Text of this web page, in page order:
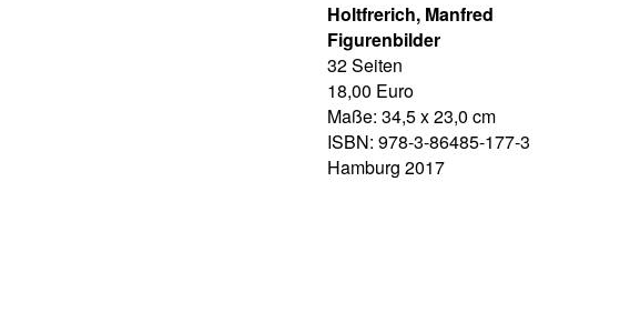
Holtfrerich, Manfred
Figurenbilder
32 Seiten
18,00 Euro
Maße: 34,5 x 23,0 cm
ISBN: 978-3-86485-177-3
Hamburg 2017